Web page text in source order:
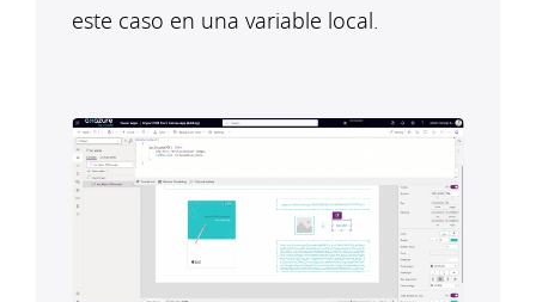
este caso en una variable local.